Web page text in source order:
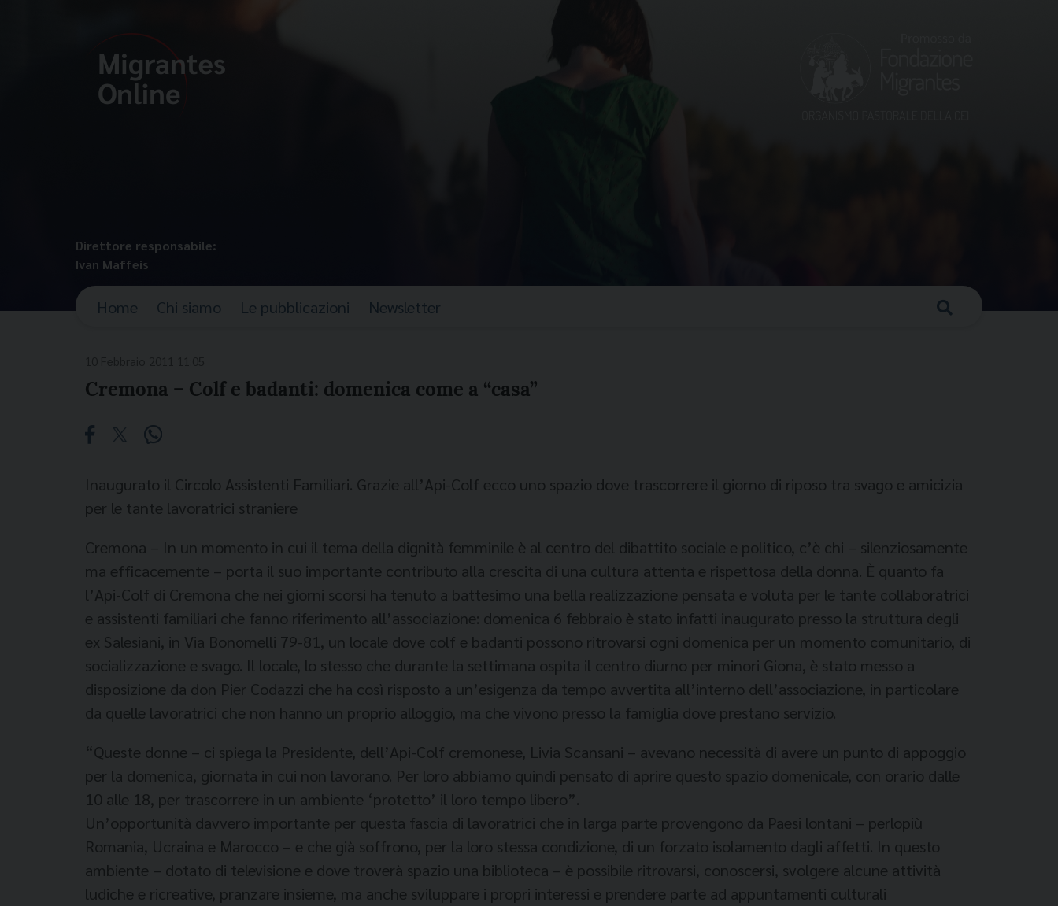
Direttore responsabile:
Ivan Maffeis
Home Chi siamo Le pubblicazioni Newsletter
Cremona – Colf e badanti: domenica come a “casa”
Inaugurato il Circolo Assistenti Familiari. Grazie all’Api-Colf ecco uno spazio dove trascorrere il giorno di riposo tra svago e amicizia
per le tante lavoratrici straniere
Cremona – In un momento in cui il tema della dignità femminile è al centro del dibattito sociale e politico, c’è chi – silenziosamente
ma efficacemente – porta il suo importante contributo alla crescita di una cultura attenta e rispettosa della donna. È quanto fa
l’Api-Colf di Cremona che nei giorni scorsi ha tenuto a battesimo una bella realizzazione pensata e voluta per le tante collaboratrici
e assistenti familiari che fanno riferimento all’associazione: domenica 6 febbraio è stato infatti inaugurato presso la struttura degli
ex Salesiani, in Via Bonomelli 79-81, un locale dove colf e badanti possono ritrovarsi ogni domenica per un momento comunitario, di
socializzazione e svago. Il locale, lo stesso che durante la settimana ospita il centro diurno per minori Giona, è stato messo a
disposizione da don Pier Codazzi che ha così risposto a un’esigenza da tempo avvertita all’interno dell’associazione, in particolare
da quelle lavoratrici che non hanno un proprio alloggio, ma che vivono presso la famiglia dove prestano servizio.
“Queste donne – ci spiega la Presidente, dell’Api-Colf cremonese, Livia Scansani – avevano necessità di avere un punto di appoggio
per la domenica, giornata in cui non lavorano. Per loro abbiamo quindi pensato di aprire questo spazio domenicale, con orario dalle
10 alle 18, per trascorrere in un ambiente ‘protetto’ il loro tempo libero”.
Un’opportunità davvero importante per questa fascia di lavoratrici che in larga parte provengono da Paesi lontani – perlopiù
Romania, Ucraina e Marocco – e che già soffrono, per la loro stessa condizione, di un forzato isolamento dagli affetti. In questo
ambiente – dotato di televisione e dove troverà spazio una biblioteca – è possibile ritrovarsi, conoscersi, svolgere alcune attività
ludiche e ricreative, pranzare insieme, ma anche sviluppare i propri interessi e prendere parte ad appuntamenti culturali